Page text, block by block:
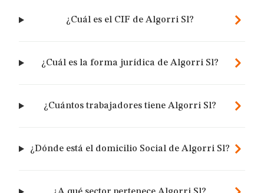
¿Cuál es el CIF de Algorri Sl?
¿Cuál es la forma jurídica de Algorri Sl?
¿Cuántos trabajadores tiene Algorri Sl?
¿Dónde está el domicilio Social de Algorri Sl?